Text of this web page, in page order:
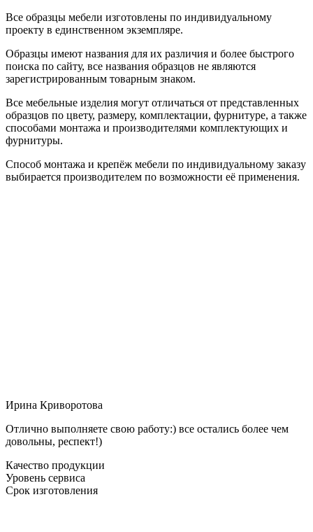
Все образцы мебели изготовлены по индивидуальному
проекту в единственном экземпляре.
Образцы имеют названия для их различия и более быстрого
поиска по сайту, все названия образцов не являются
зарегистрированным товарным знаком.
Все мебельные изделия могут отличаться от представленных
образцов по цвету, размеру, комплектации, фурнитуре, а также
способами монтажа и производителями комплектующих и
фурнитуры.
Способ монтажа и крепёж мебели по индивидуальному заказу
выбирается производителем по возможности её применения.
Ирина Криворотова
Отлично выполняете свою работу:) все остались более чем
довольны, респект!)
Качество продукции
Уровень сервиса
Срок изготовления